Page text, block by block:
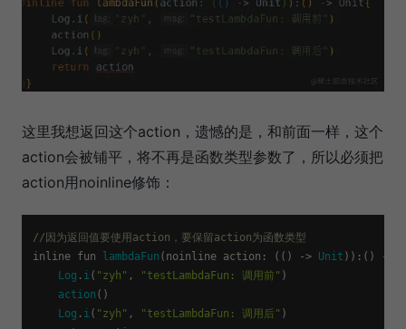
这里我想返回这个action，遗憾的是，和前面一样，这个
action会被铺平，将不再是函数类型参数了，所以必须把
action用noinline修饰：
//因为返回值要使用action，要保留action为函数类型
inline fun lambdaFun (noinline action : (() -> Unit )):() ->
Log . i( "zyh" , "testLambdaFun: 调用前" )
action ()
Log . i( "zyh" , "testLambdaFun: 调用后" )